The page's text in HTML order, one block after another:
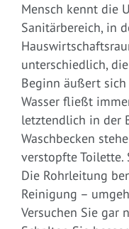
Mensch kennt die
Sanitärbereich, in
unterschiedlich,
Beginn äußert
Wasser fließt
letztendlich in der
Waschbecken
verstopfte Toilette.
Die Rohrleitung
Reinigung –
Versuchen Sie gar